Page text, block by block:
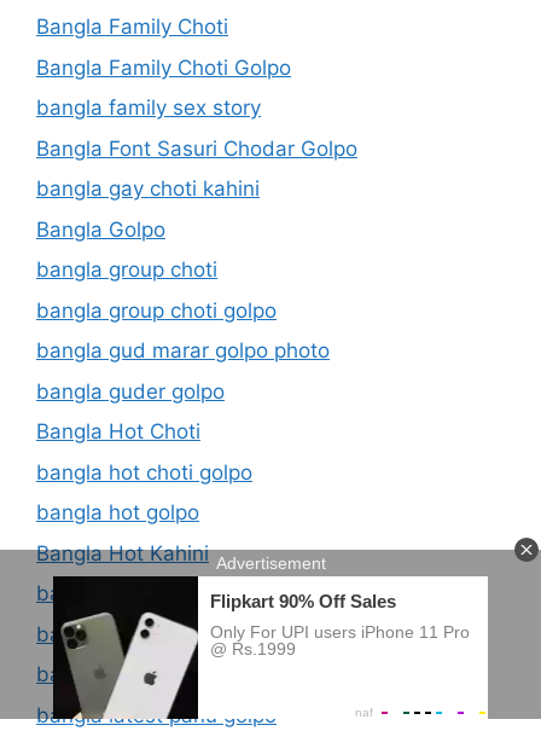
Bangla Family Choti
Bangla Family Choti Golpo
bangla family sex story
Bangla Font Sasuri Chodar Golpo
bangla gay choti kahini
Bangla Golpo
bangla group choti
bangla group choti golpo
bangla gud marar golpo photo
bangla guder golpo
Bangla Hot Choti
bangla hot choti golpo
bangla hot golpo
Bangla Hot Kahini
bangla jouno golpo
bangla kaki choti golpo
bangla kolkata choti golpo
bangla latest panu golpo